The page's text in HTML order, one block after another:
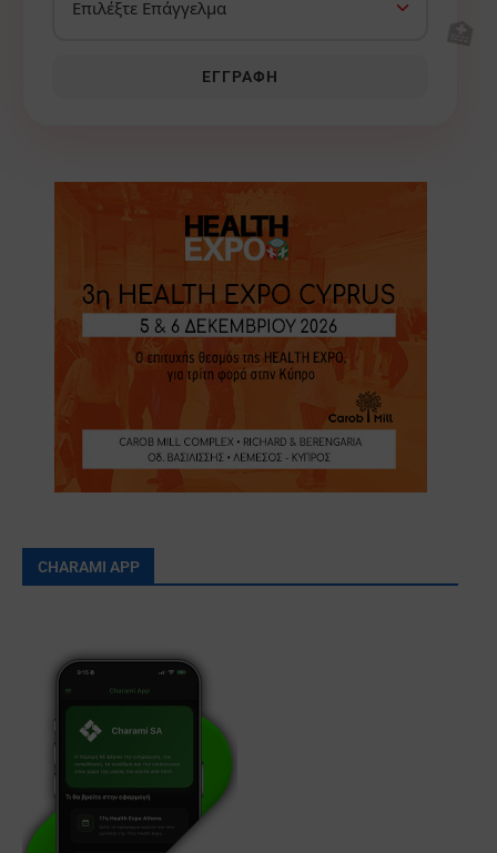
ΕΓΓΡΑΦΉ
CHARAMI APP